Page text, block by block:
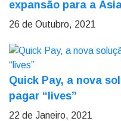
expansão para a
26 de Outubro, 2021
Quick Pay, a nova
pagar “lives”
22 de Janeiro, 2021